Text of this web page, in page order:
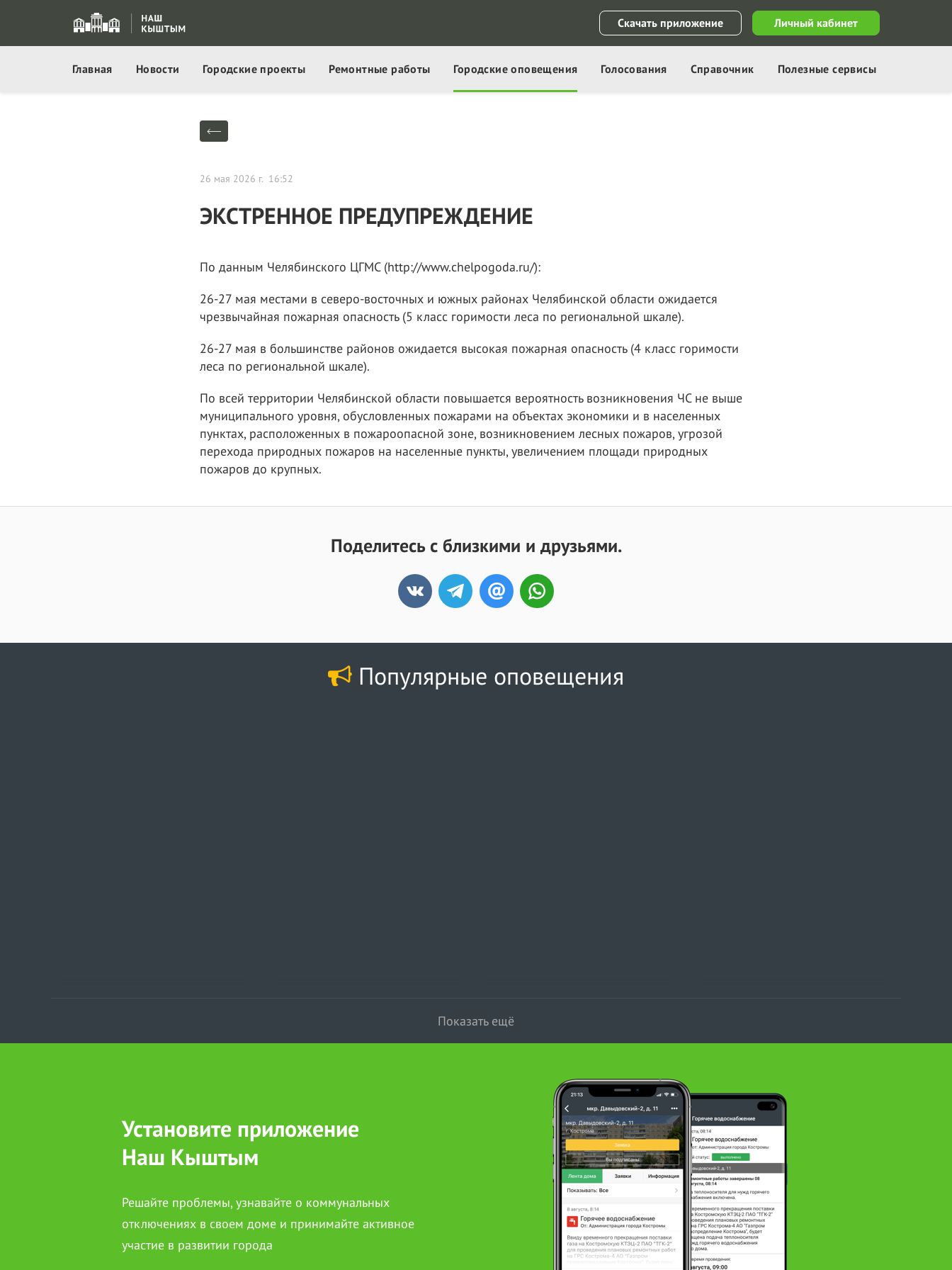
Скачать приложение Личный кабинет
Главная Новости Городские проекты Ремонтные работы Городские оповещения Голосования Справочник Полезные сервисы
26 мая 2026 г. 16:52
ЭКСТРЕННОЕ ПРЕДУПРЕЖДЕНИЕ
По данным Челябинского ЦГМС (http://www.chelpogoda.ru/):
26-27 мая местами в северо-восточных и южных районах Челябинской области ожидается
чрезвычайная пожарная опасность (5 класс горимости леса по региональной шкале).
26-27 мая в большинстве районов ожидается высокая пожарная опасность (4 класс горимости
леса по региональной шкале).
По всей территории Челябинской области повышается вероятность возникновения ЧС не выше
муниципального уровня, обусловленных пожарами на объектах экономики и в населенных
пунктах, расположенных в пожароопасной зоне, возникновением лесных пожаров, угрозой
перехода природных пожаров на населенные пункты, увеличением площади природных
пожаров до крупных.
Поделитесь с близкими и друзьями.
Популярные оповещения
Показать ещё
Установите приложение
Наш Кыштым
Решайте проблемы, узнавайте о коммунальных
отключениях в своем доме и принимайте активное
участие в развитии города